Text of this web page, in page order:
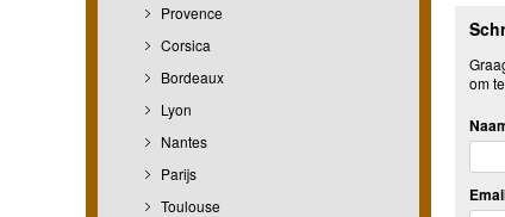
Provence
Corsica
Bordeaux
Lyon
Nantes
Parijs
Toulouse
om